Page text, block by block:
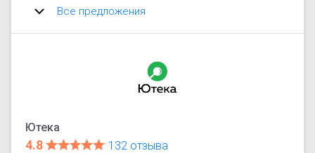
Все предложения
Ютека
4.8
132 отзыва